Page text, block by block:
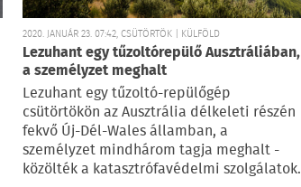
2020. JANUÁR 23. 07:42, CSÜTÖRTÖK | KÜLFÖLD
Lezuhant egy tűzoltórepülő Ausztráliában,
a személyzet meghalt
Lezuhant egy tűzoltó-repülőgép
csütörtökön az Ausztrália délkeleti részén
fekvő Új-Dél-Wales államban, a
személyzet mindhárom tagja meghalt -
közölték a katasztrófavédelmi szolgálatok.